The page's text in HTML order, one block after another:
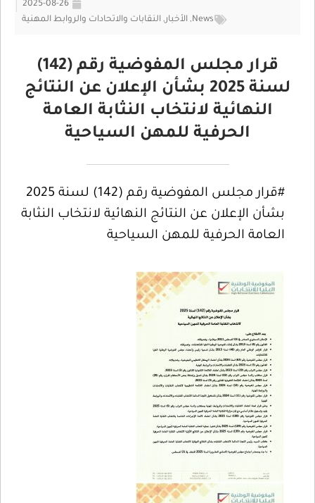
2025-08-26
News
, الأخبار, النقابات والاتحادات والروابط المهنية
قرار مجلس المفوضية رقم (142)
لسنة 2025 بشأن الإعلان عن النتائج
النهائية لانتخاب النثابة العامة
الحرفية للمهن السياحية
#قرار مجلس المفوضية رقم (142) لسنة 2025
بشأن الإعلان عن النتائج النهائية لانتخاب النثابة
العامة الحرفية للمهن السياحية